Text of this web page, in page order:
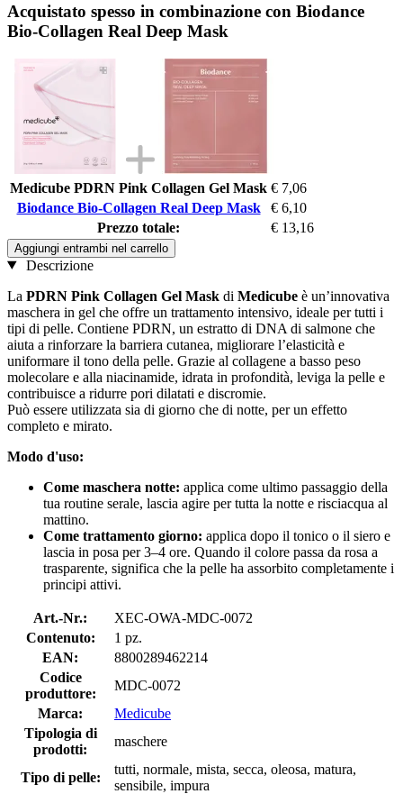
Acquistato spesso in combinazione con Biodance
Bio-Collagen Real Deep Mask
Medicube PDRN Pink Collagen Gel Mask € 7,06
Biodance Bio-Collagen Real Deep Mask
€ 6,10
Prezzo totale:
€ 13,16
Aggiungi entrambi nel carrello
Descrizione
La PDRN Pink Collagen Gel Mask di Medicube è un’innovativa
maschera in gel che offre un trattamento intensivo, ideale per tutti i
tipi di pelle. Contiene PDRN, un estratto di DNA di salmone che
aiuta a rinforzare la barriera cutanea, migliorare l’elasticità e
uniformare il tono della pelle. Grazie al collagene a basso peso
molecolare e alla niacinamide, idrata in profondità, leviga la pelle e
contribuisce a ridurre pori dilatati e discromie.
Può essere utilizzata sia di giorno che di notte, per un effetto
completo e mirato.
Modo d'uso:
Come maschera notte: applica come ultimo passaggio della
tua routine serale, lascia agire per tutta la notte e risciacqua al
mattino.
Come trattamento giorno: applica dopo il tonico o il siero e
lascia in posa per 3–4 ore. Quando il colore passa da rosa a
trasparente, significa che la pelle ha assorbito completamente i
principi attivi.
Art.-Nr.:
XEC-OWA-MDC-0072
Contenuto:
1 pz.
EAN:
8800289462214
Codice
produttore:
MDC-0072
Marca:
Medicube
Tipologia di
prodotti:
maschere
Tipo di pelle:
tutti, normale, mista, secca, oleosa, matura,
sensibile, impura